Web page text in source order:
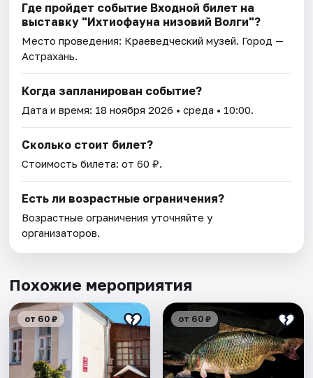
Где пройдет событие Входной билет на
выставку "Ихтиофауна низовий Волги"?
Место проведения: Краеведческий музей. Город —
Астрахань.
Когда запланирован событие?
Дата и время: 18 ноября 2026 • среда • 10:00.
Сколько стоит билет?
Стоимость билета: от 60 ₽.
Есть ли возрастные ограничения?
Возрастные ограничения уточняйте у
организаторов.
Похожие мероприятия
от 60 ₽ от 60 ₽